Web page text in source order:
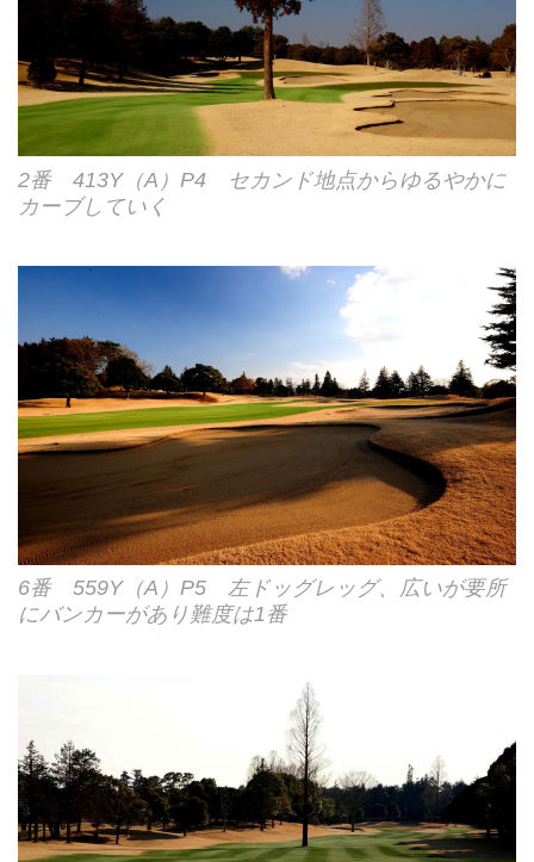
2番 413Y（A）P4 セカンド地点からゆるやかに
カーブしていく
6番 559Y（A）P5 左ドッグレッグ、広いが要所
にバンカーがあり難度は1番